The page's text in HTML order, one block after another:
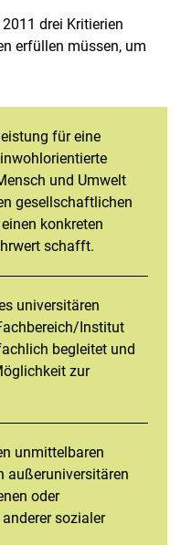
drei Kritierien
erfüllen müssen, um
für eine
und Umwelt
gesellschaftlichen
konkreten
schafft.
universitären
Institut
begleitet und
zur
unmittelbaren
außeruniversitären
oder
sozialer